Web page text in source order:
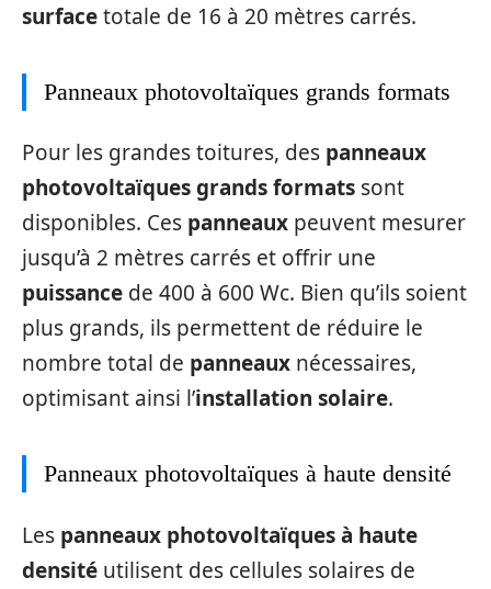
surfacetotale de 16 à 20 mètres carrés.
Panneaux photovoltaïques grands formats
Pour les grandes toitures, des panneaux
photovoltaïques grands formats sont
disponibles. Ces panneaux peuvent mesurer
jusqu’à 2 mètres carrés et offrir une
puissance de 400 à 600 Wc. Bien qu’ils soient
plus grands, ils permettent de réduire le
nombre total de panneaux nécessaires,
optimisant ainsi l’installation solaire.
Panneaux photovoltaïques à haute densité
Les panneaux photovoltaïques à haute
densité utilisent des cellules solaires de